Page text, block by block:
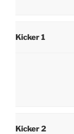
Kicker 1
Kicker 2